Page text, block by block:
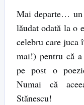
Mai departe… un
lăudat odată la o
celebru care juca
mai!) pentru că
pe post o
Numai că
Stănescu!